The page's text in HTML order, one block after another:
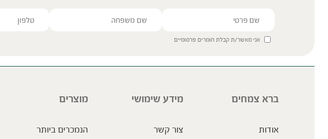
אני מאשר/ת קבלת חומרים פרסומיים
ברא צמחים
אודות
מידע שימושי
צור קשר
מוצרים
הנמכרים ביותר